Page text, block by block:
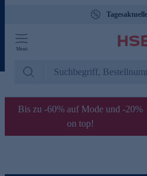
Menü
Bis zu -60% auf Mode und -20%
on top!